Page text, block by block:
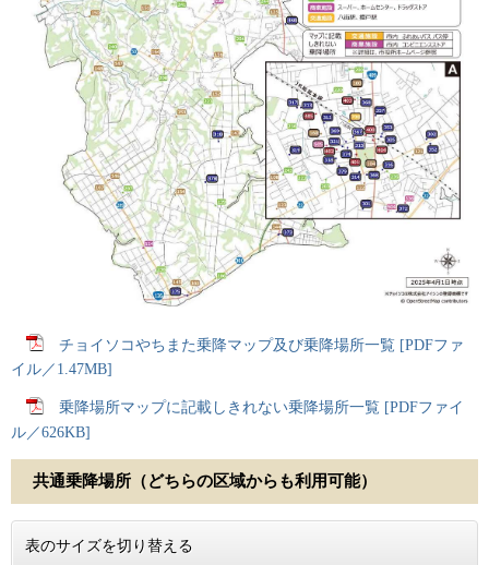
チョイソコやちまた乗降マップ及び乗降場所一覧 [PDFファ
イル／1.47MB]
乗降場所マップに記載しきれない乗降場所一覧 [PDFファイ
ル／626KB]
共通乗降場所（どちらの区域からも利用可能）
表のサイズを切り替える